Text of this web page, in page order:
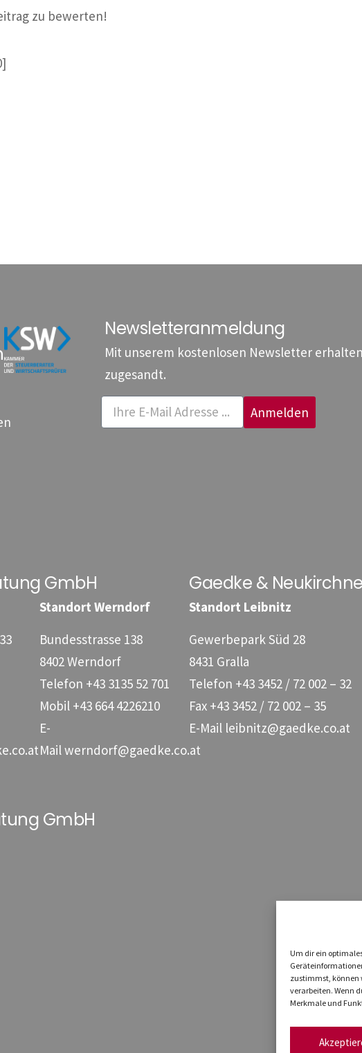
Um dir ein
zustimmst, können
verarbeiten. Wenn
Merkmale und
zu bewerten!
]
Newsletteranmeldung
Mit unserem kostenlosen Newsletter
zugesandt.
Anmelden
GmbH
Standort Werndorf
Bundesstrasse 138
8402 Werndorf
Telefon +43 3135 52 701
Mobil +43 664 4226210
E-
Mail werndorf@gaedke.co.at
Gaedke &
Standort Leibnitz
Gewerbepark Süd 28
8431 Gralla
Telefon +43 3452 / 72 002 – 32
Fax +43 3452 / 72 002 – 35
E-Mail leibnitz@gaedke.co.at
GmbH